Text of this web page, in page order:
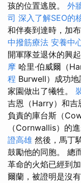
孩的位置逃脫。 外
司 深入了解SEO的
和伴奏到達時，加
中撥筋療法 安養中
開軍隊並退休的興起
摩 哈里·伯威爾（
程 Burwell）成功
家園做出了犧牲。
吉恩（Harry）和吉
負責的庫台斯（
（Cornwallis）的進
證高雄 然後，馬丁
鼓勵他的同胞。 總
革命的火焰已經到
爾蘭，被證明是沒